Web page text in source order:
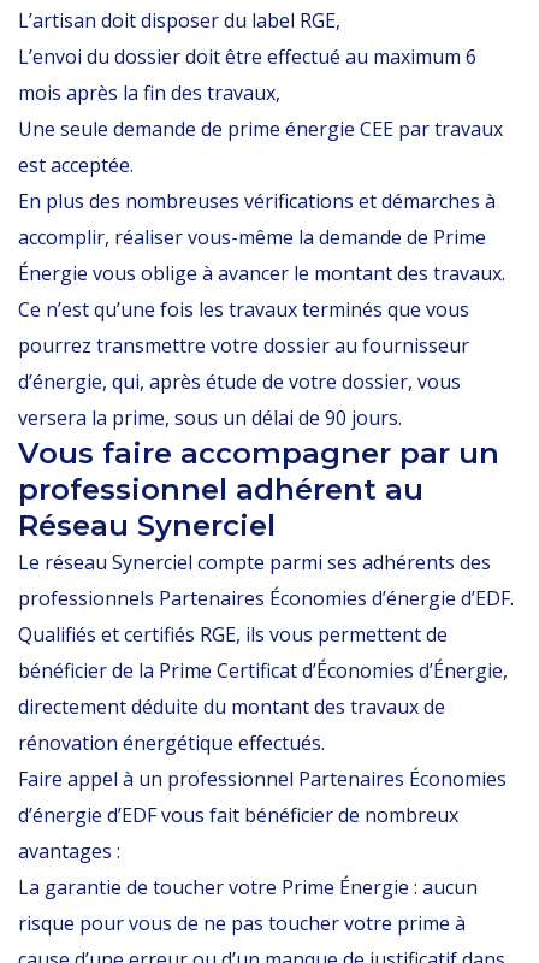
L’artisan doit disposer du label RGE,
L’envoi du dossier doit être effectué au maximum 6
mois après la fin des travaux,
Une seule demande de prime énergie CEE par travaux
est acceptée.
En plus des nombreuses vérifications et démarches à
accomplir, réaliser vous-même la demande de Prime
Énergie vous oblige à avancer le montant des travaux.
Ce n’est qu’une fois les travaux terminés que vous
pourrez transmettre votre dossier au fournisseur
d’énergie, qui, après étude de votre dossier, vous
versera la prime, sous un délai de 90 jours.
Vous faire accompagner par un
professionnel adhérent au
Réseau Synerciel
Le réseau Synerciel compte parmi ses adhérents des
professionnels Partenaires Économies d’énergie d’EDF.
Qualifiés et certifiés RGE, ils vous permettent de
bénéficier de la Prime Certificat d’Économies d’Énergie,
directement déduite du montant des travaux de
rénovation énergétique effectués.
Faire appel à un professionnel Partenaires Économies
d’énergie d’EDF vous fait bénéficier de nombreux
avantages :
La garantie de toucher votre Prime Énergie : aucun
risque pour vous de ne pas toucher votre prime à